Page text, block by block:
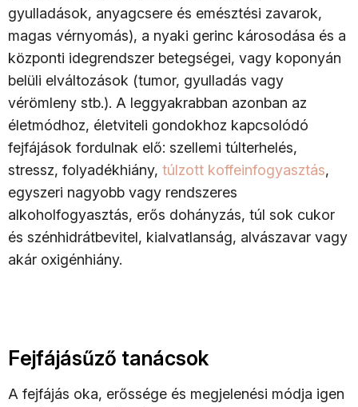
gyulladások, anyagcsere és emésztési zavarok,
magas vérnyomás), a nyaki gerinc károsodása és a
központi idegrendszer betegségei, vagy koponyán
belüli elváltozások (tumor, gyulladás vagy
vérömleny stb.). A leggyakrabban azonban az
életmódhoz, életviteli gondokhoz kapcsolódó
fejfájások fordulnak elő: szellemi túlterhelés,
stressz, folyadékhiány, túlzott koffeinfogyasztás,
egyszeri nagyobb vagy rendszeres
alkoholfogyasztás, erős dohányzás, túl sok cukor
és szénhidrátbevitel, kialvatlanság, alvászavar vagy
akár oxigénhiány.
Fejfájásűző tanácsok
A fejfájás oka, erőssége és megjelenési módja igen